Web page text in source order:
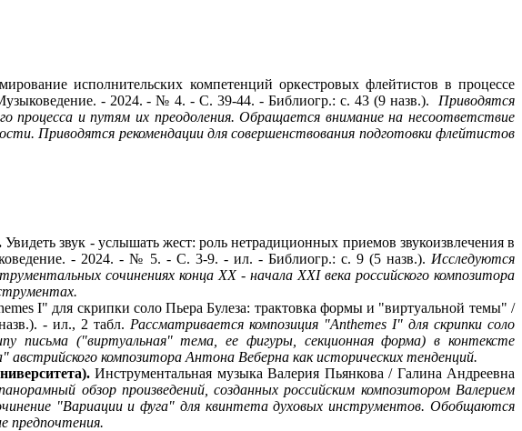
исполнительских компетенций оркестровых флейтистов в процессе
- 2024. - № 4. - С. 39-44. - Библиогр.: с. 43 (9 назв.).
Приводятся
процесса и путям их преодоления. Обращается внимание на несоответствие
Приводятся рекомендации для совершенствования подготовки флейтистов
Увидеть звук - услышать жест: роль нетрадиционных приемов звукоизвлечения в
- 2024. - № 5. - С. 3-9. - ил. - Библиогр.: с. 9 (5 назв.). Исследуются
сочинениях конца ХХ - начала ХХI века российского композитора
I" для скрипки соло Пьера Булеза: трактовка формы и "виртуальной темы" /
- ил., 2 табл. Рассматривается композиция "Anthemes I" для скрипки соло
письма ("виртуальная" тема, ее фигуры, секционная форма) в контексте
композитора Антона Веберна как исторических тенденций.
Инструментальная музыка Валерия Пьянкова / Галина Андреевна
обзор произведений, созданных российским композитором Валерием
"Вариации и фуга" для квинтета духовых инструментов. Обобщаются
предпочтения.